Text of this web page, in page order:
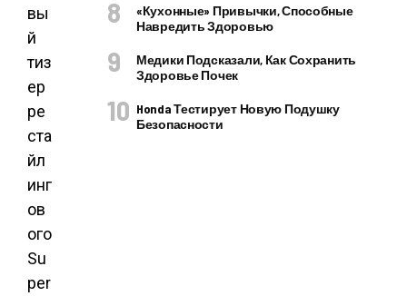
вы
й
тиз
ер
ре
ста
йл
инг
ов
ого
Su
per
«Кухонные» Привычки, Способные
Навредить Здоровью
Медики Подсказали, Как Сохранить
Здоровье Почек
Honda Тестирует Новую Подушку
Безопасности